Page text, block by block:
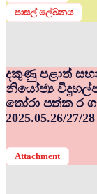
පාසල් ලේඛනය
දකුණු පළාත්
නියෝජ්‍ය
තෝරා පත්ක ර
2025.05.26/27/28
Attachment